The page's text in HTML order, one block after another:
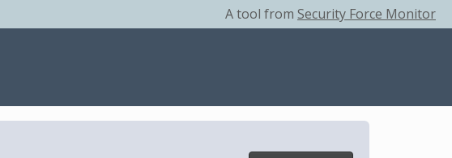
A tool from Security Force Monitor